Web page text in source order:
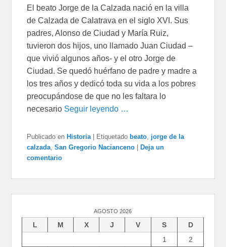
El beato Jorge de la Calzada nació en la villa
de Calzada de Calatrava en el siglo XVI. Sus
padres, Alonso de Ciudad y María Ruiz,
tuvieron dos hijos, uno llamado Juan Ciudad –
que vivió algunos años- y el otro Jorge de
Ciudad. Se quedó huérfano de padre y madre a
los tres años y dedicó toda su vida a los pobres
preocupándose de que no les faltara lo
necesario Seguir leyendo …
Publicado en Historia Etiquetado beato, jorge de la
calzada,San Gregorio Nacianceno
Deja un
comentario
AGOSTO 2026
L M X J V S
D
1
2